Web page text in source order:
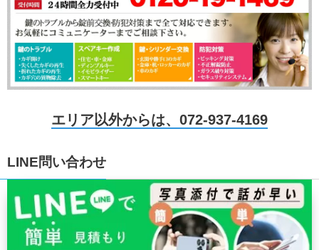
エリア以外からは、072-937-4169
LINE問い合わせ